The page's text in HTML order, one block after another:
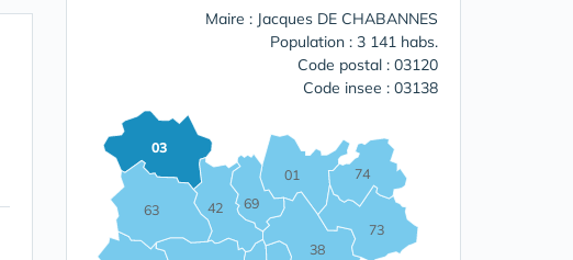
Maire : Jacques DE CHABANNES
Population : 3 141 habs.
Code postal : 03120
Code insee : 03138
01
03
38
42
63 69
73
74